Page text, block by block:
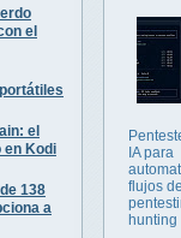
el
el
en Kodi
138
a
IA para
flujos de
hunting